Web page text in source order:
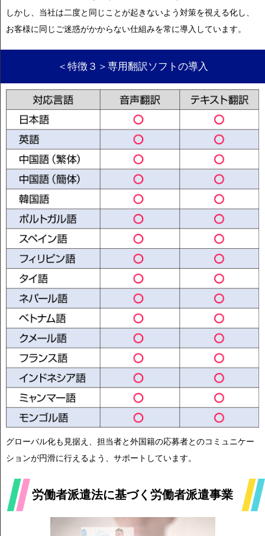
しかし、当社は二度と同じことが起きないよう対策を視える化し、
お客様に同じご迷惑がかからない仕組みを常に導入しています。
＜特徴３＞専用翻訳ソフトの導入
グローバル化も見据え、担当者と外国籍の応募者とのコミュニケー
ションが円滑に行えるよう、サポートしています。
労働者派遣法に基づく労働者派遣事業